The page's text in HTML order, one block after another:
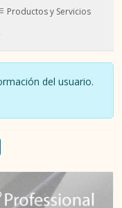
Productos y Servicios
del usuario.